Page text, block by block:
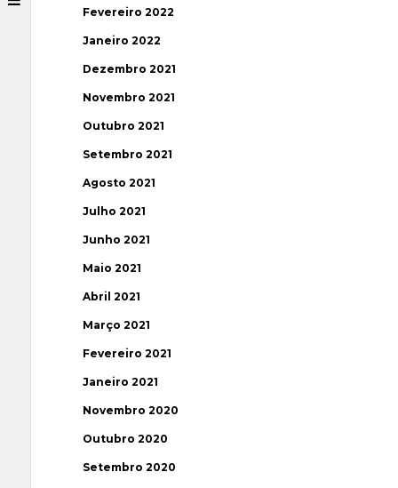
Fevereiro 2022
Janeiro 2022
Dezembro 2021
Novembro 2021
Outubro 2021
Setembro 2021
Agosto 2021
Julho 2021
Junho 2021
Maio 2021
Abril 2021
Março 2021
Fevereiro 2021
Janeiro 2021
Novembro 2020
Outubro 2020
Setembro 2020